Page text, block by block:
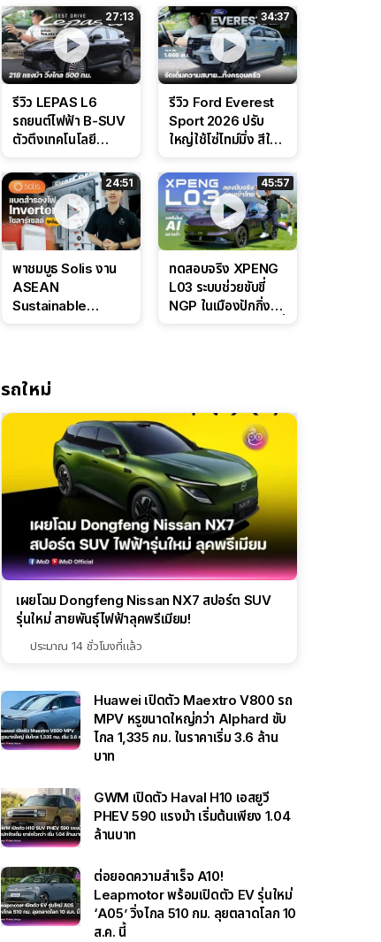
Performance แบบ
จัดเต็มในสนาม
CDC นุ่มหนึบเหนือ
ระดับ
27:13
รีวิว LEPAS L6
รถยนต์ไฟฟ้า B-SUV
ตัวตึงเทคโนโลยี
ล่างหนึบ ลุ้นราคา 7
แสนต้น
34:37
รีวิว Ford Everest
Sport 2026 ปรับ
ใหญ่ใช้โซ่ไทม์มิ่ง สีใหม่
ดุดันสไตล์ครอบครัว
สายลุย
24:51
พาชมบูธ Solis งาน
ASEAN
Sustainable
IntelliHouse และ
EverCORE โซลูชัน
ESS ครบวงจร
45:57
ทดสอบจริง XPENG
L03 ระบบช่วยขับขี่
NGP ในเมืองปักกิ่ง
รถใหม่
เผยโฉม Dongfeng Nissan NX7 สปอร์ต SUV
รุ่นใหม่ สายพันธุ์ไฟฟ้าลุคพรีเมียม!
ประมาณ 14 ชั่วโมงที่แล้ว
Huawei เปิดตัว Maextro V800 รถ
MPV หรูขนาดใหญ่กว่า Alphard ขับ
ไกล 1,335 กม. ในราคาเริ่ม 3.6 ล้าน
บาท
GWM เปิดตัว Haval H10 เอสยูวี
PHEV 590 แรงม้า เริ่มต้นเพียง 1.04
ล้านบาท
ต่อยอดความสำเร็จ A10!
Leapmotor พร้อมเปิดตัว EV รุ่นใหม่
‘A05’ วิ่งไกล 510 กม. ลุยตลาดโลก 10
ส.ค. นี้